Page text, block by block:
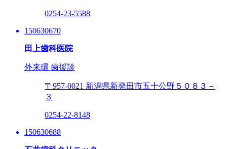
0254-23-5588
150630670
田上歯科医院
外来環 歯援診
〒957-0021 新潟県新発田市五十公野５０８３－
３
0254-22-8148
150630688